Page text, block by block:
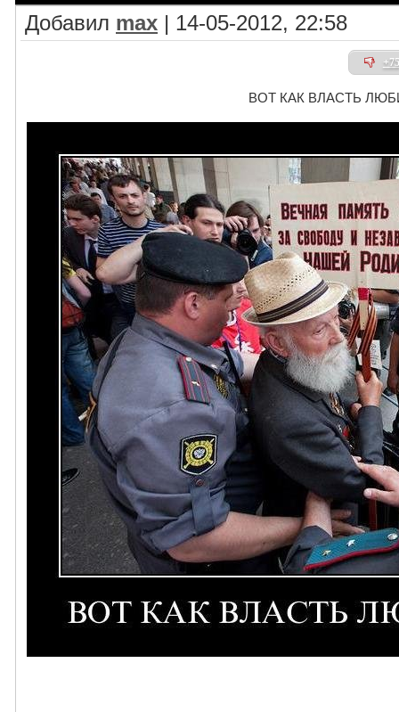
Добавил max | 14-05-2012, 22:58
+75
ВОТ КАК ВЛАСТЬ